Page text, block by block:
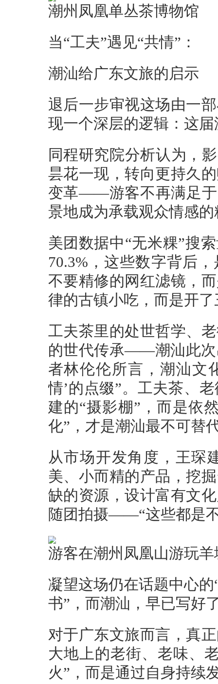
潮州凤凰单丛茶博物馆
当“工夫”遇见“共情”：
潮汕给广东文旅的启示
退后一步审视这场由一
现一个深层的逻辑：这
同程研究院分析认为，
昙花一现，转向更持久
变革——游客不再满足于
景地成为承载观众情感
美团数据中“无米粿”搜
70.3%，这些数字背后
不要精修的网红滤镜，
律的古镇小吃，而是开
工夫茶里的处世哲学、
的世代传承——潮汕此次
者林伦伦所言，潮汕文
情’的点缀”。工夫茶、
建的“摄影棚”，而是依
化”，才是潮汕最不可替
从市场开发角度，王琛
美、小而精的产品，挖
缺的资源，设计富有文
随团拍摄——“这些都是
游客在潮州凤凰山游玩
凝望这场仍在话题中心
书”，而潮汕，早已写好
对于广东文旅而言，真
大地上的老街、老味、
火”，而是通过自身持续